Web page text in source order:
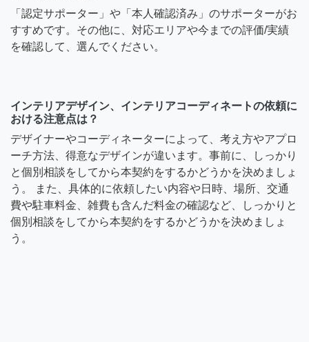
「認定サポーター」や「本人確認済み」のサポーターがお
すすめです。その他に、対応エリアや今までの評価/実績
を確認して、選んでください。
インテリアデザイン、インテリアコーディネートの依頼に
おける注意点は？
デザイナーやコーディネーターによって、考え方やアプロ
ーチ方法、得意なデザインが違います。事前に、しっかり
と個別相談をしてから本契約をするかどうかを決めましょ
う。 また、具体的に依頼したい内容や日時、場所、交通
費や駐車料金、雑費も含んだ料金の確認など、しっかりと
個別相談をしてから本契約をするかどうかを決めましょ
う。